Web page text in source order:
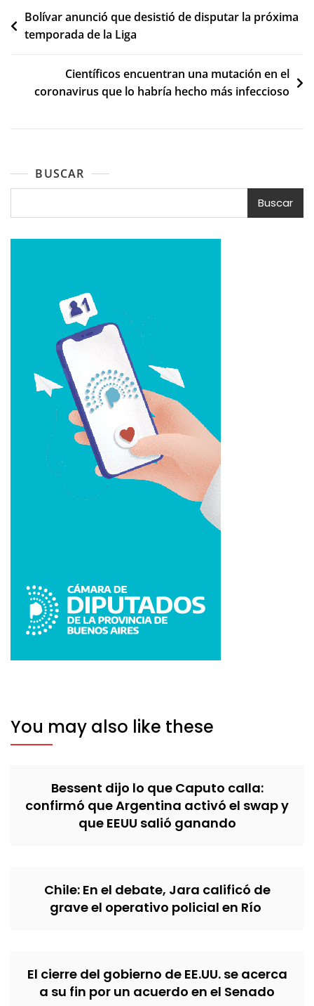
Navegación
de
Bolívar anunció que desistió de disputar la próxima
temporada de la Liga
Científicos encuentran una mutación en el
coronavirus que lo habría hecho más infeccioso
BUSCAR
Buscar
You may also like these
Bessent dijo lo que Caputo calla:
confirmó que Argentina activó el swap y
que EEUU salió ganando
Chile: En el debate, Jara calificó de
grave el operativo policial en Río
El cierre del gobierno de EE.UU. se acerca
a su fin por un acuerdo en el Senado